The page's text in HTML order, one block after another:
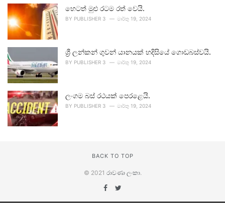
හෙටත් මුළු රටම රත් වෙයි.
BY PUBLISHER 3 මාර්තු 19, 2024
ශ්‍රී ලන්කන් ගුවන් යානයක් හදිසියේ ගොඩබස්වයි.
BY PUBLISHER 3 මාර්තු 19, 2024
ලංගම බස් රථයක් පෙරළෙයි.
BY PUBLISHER 3 මාර්තු 19, 2024
BACK TO TOP
© 2021 රාවණා ලංකා.